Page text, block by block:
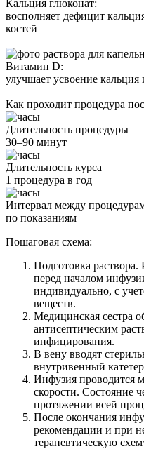
Кальция глюконат:
восполняет дефицит
костей
Витамин D:
улучшает усвоение
Как проходит процедура
Длительность процедуры
30–90 минут
Длительность курса
1 процедура в год
Интервал между
по показаниям
Пошаговая схема:
Подготовка раствора.
перед началом
индивидуально, с
веществ.
Медицинская сестра
антисептическим
инфицирования.
В вену вводят
внутривенный
Инфузия проводится
скорости. Состояние
протяжении всей
После окончания
рекомендации и при
терапевтическую